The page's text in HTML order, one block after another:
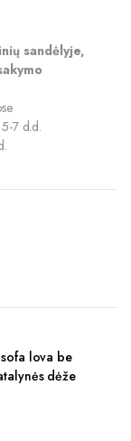
sandėlyje,
7 d.d.
sofa lova be
dėže